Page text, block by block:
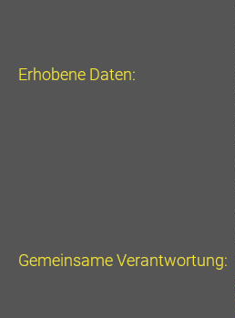
Erhobene Daten:
Gemeinsame Verantwortung: